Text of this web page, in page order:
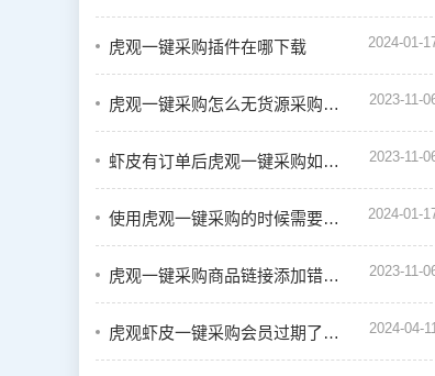
虎观一键采购插件在哪下载 2024-01-
虎观一键采购怎么无货源采购虾皮订单 2023-11-
虾皮有订单后虎观一键采购如何下单 2023-11-
使用虎观一键采购的时候需要绑定虾皮店铺吗 2024-01-
虎观一键采购商品链接添加错误怎么办 2023-11-
虎观虾皮一键采购会员过期了怎么续费 2024-04-